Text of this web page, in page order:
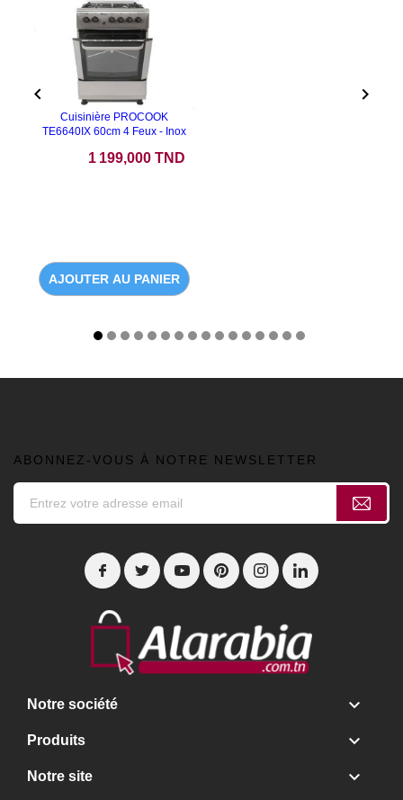
Cuisinière PROCOOK
TE6640IX 60cm 4 Feux - Inox
1 199,000 TND
AJOUTER AU PANIER
 
ABONNEZ-VOUS À NOTRE NEWSLETTER
Notre société 
Produits 
Notre site 